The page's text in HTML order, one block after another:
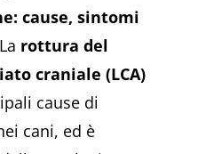
cause, sintomi
La rottura del
craniale (LCA)
cause di
cani, ed è